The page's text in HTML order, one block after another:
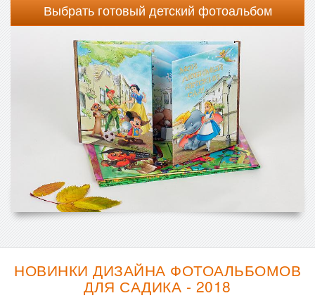
Выбрать готовый детский фотоальбом
НОВИНКИ ДИЗАЙНА ФОТОАЛЬБОМОВ
ДЛЯ САДИКА - 2018